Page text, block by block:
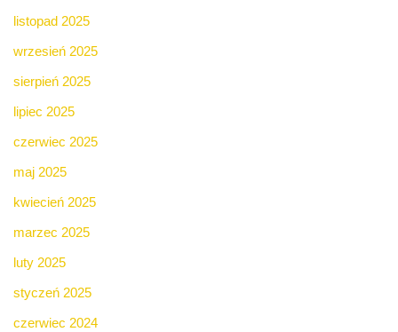
listopad 2025
wrzesień 2025
sierpień 2025
lipiec 2025
czerwiec 2025
maj 2025
kwiecień 2025
marzec 2025
luty 2025
styczeń 2025
czerwiec 2024